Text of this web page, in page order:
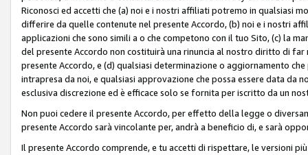
Riconosci ed accetti che (a) noi e i nostri affiliati potremo in qualsiasi
differire da quelle contenute nel presente Accordo, (b) noi e i nostri
applicazioni che sono simili a o che competono con il tuo Sito, (c) la
del presente Accordo non costituirà una rinuncia al nostro diritto di
presente Accordo, e (d) qualsiasi determinazione o aggiornamento
intrapresa da noi, e qualsiasi approvazione che possa essere data
esclusiva discrezione ed è efficace solo se fornita per iscritto da un
Non puoi cedere il presente Accordo, per effetto della legge o
presente Accordo sarà vincolante per, andrà a beneficio di, e sarà
Il presente Accordo comprende, e tu accetti di rispettare, le versioni